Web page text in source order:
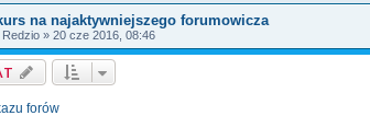
na najaktywniejszego forumowicza
Redzio » 20 cze 2016, 08:46
forów